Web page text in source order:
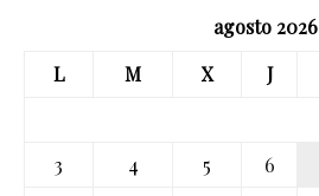
agosto 2026
L
M X J
3
4 5 6